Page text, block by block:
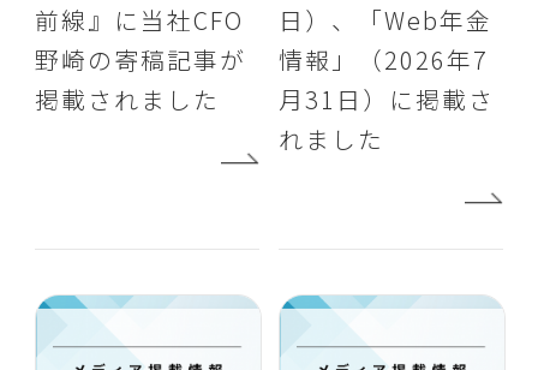
前線』に当社CFO
野崎の寄稿記事が
掲載されました
日）、「Web年金
情報」（2026年7
月31日）に掲載さ
れました